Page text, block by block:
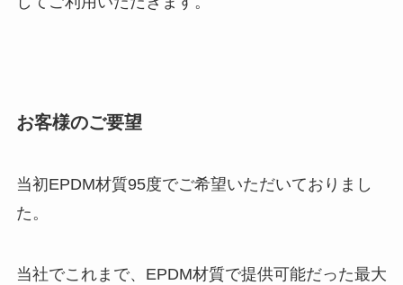
お客様のご要望
当初EPDM材質95度でご希望いただいておりまし
た。
当社でこれまで、EPDM材質で提供可能だった最大